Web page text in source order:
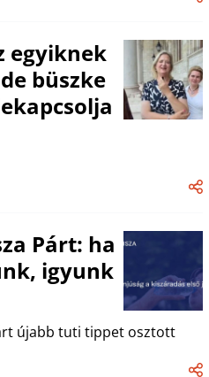
egyiknek
büszke
Párt: ha
igyunk
újabb tuti tippet osztott